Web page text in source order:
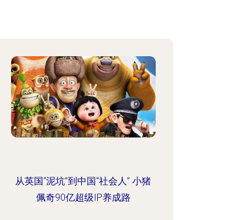
从英国“泥坑”到中国“社会人” 小猪
佩奇90亿超级IP养成路